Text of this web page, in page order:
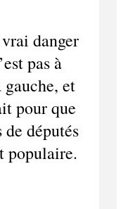
danger
pas à
et
pour que
députés
populaire.